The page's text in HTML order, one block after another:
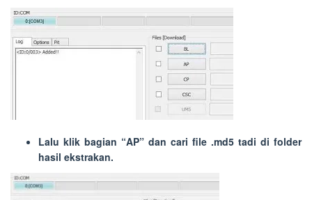
Lalu klik bagian “AP” dan cari file .md5 tadi di folder
hasil ekstrakan.